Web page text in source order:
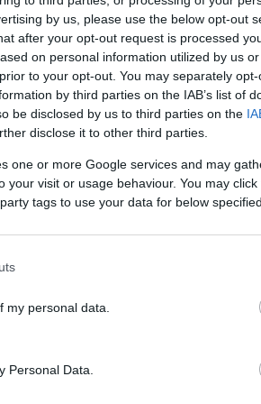
by us, please use the below opt-out
after your opt-out request is processed
on personal information utilized by us
to your opt-out. You may separately
by third parties on the IAB’s list of
be disclosed by us to third parties on the
disclose it to other third parties.
one or more Google services and may
your visit or usage behaviour. You may
tags to use your data for below
my personal data.
Personal Data.
egy tüntetésen
alapján a ma sem
elítéli.